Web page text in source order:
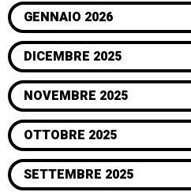
GENNAIO 2026
DICEMBRE 2025
NOVEMBRE 2025
OTTOBRE 2025
SETTEMBRE 2025